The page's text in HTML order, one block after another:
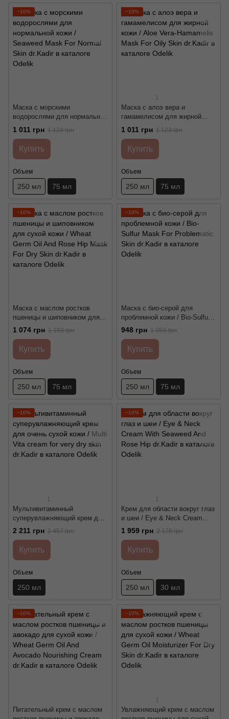
−10%
Маска с морскими
водорослями для нормальной
кожи / Seaweed Mask For
Normal Skin dr.Kadir
1 011 грн 1 123 грн
Купить
Объем
250 мл 75 мл
−10%
1
Маска с алоэ вера и
гамамелисом для жирной
кожи / Aloe Vera-Hamamelis
Mask For Oily Skin dr.Kadir
1 011 грн 1 123 грн
Купить
Объем
250 мл 75 мл
−10%
Маска с маслом ростков
пшеницы и шиповником для
сухой кожи / Wheat Germ Oil
And Rose Hip Mask For Dry
Skin dr.Kadir
1 074 грн 1 193 грн
Купить
Объем
250 мл 75 мл
−10%
Маска с био-серой для
проблемной кожи / Bio-Sulfur
Mask For Problematic Skin
dr.Kadir
948 грн 1 053 грн
Купить
Объем
250 мл 75 мл
−10%
1
Мультивитаминный
суперувлажняющий крем для
очень сухой кожи / Multi Vita
cream for very dry skin dr.Kadir
2 211 грн 2 457 грн
Купить
Объем
250 мл
−10%
1
Крем для области вокруг глаз
и шеи / Eye & Neck Cream
With Seaweed And Rose Hip
1 959 грн 2 176 грн
Купить
Объем
250 мл 30 мл
−10%
Питательный крем с маслом
−10%
1
Увлажняющий крем с маслом